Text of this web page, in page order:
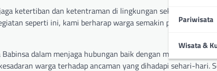
Pariwisata
Wisata &
ketertiban dan ketentraman di lingkungan sekitar, serta
seperti ini, kami berharap warga semakin peka
dalam menjaga hubungan baik dengan masyarakat,
warga terhadap ancaman yang dihadapi sehari-hari.